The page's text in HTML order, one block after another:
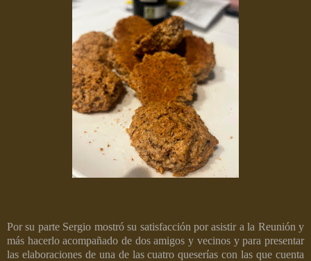
Por su parte Sergio mostró su satisfacción por asistir a la Reunión y
más hacerlo acompañado de dos amigos y vecinos y para presentar
las elaboraciones de una de las cuatro queserías con las que cuenta